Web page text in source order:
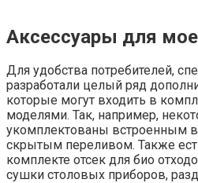
Аксессуары для
Для удобства потребителей,
разработали целый ряд
которые могут входить в
моделями. Так, например,
укомплектованы встроенным
скрытым переливом. Также
комплекте отсек для био
сушки столовых приборов,